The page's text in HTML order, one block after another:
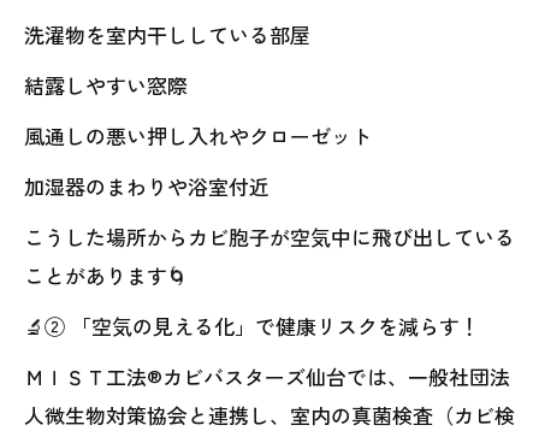
洗濯物を室内干ししている部屋
結露しやすい窓際
風通しの悪い押し入れやクローゼット
加湿器のまわりや浴室付近
こうした場所からカビ胞子が空気中に飛び出している
ことがあります🌀
🔬② 「空気の見える化」で健康リスクを減らす！
ＭＩＳＴ工法®カビバスターズ仙台では、一般社団法
人微生物対策協会と連携し、室内の真菌検査（カビ検